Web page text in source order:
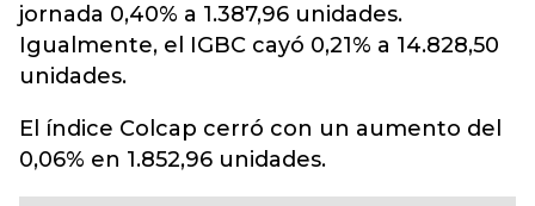
jornada 0,40% a 1.387,96 unidades.
Igualmente, el IGBC cayó 0,21% a 14.828,50
unidades.
El índice Colcap cerró con un aumento del
0,06% en 1.852,96 unidades.